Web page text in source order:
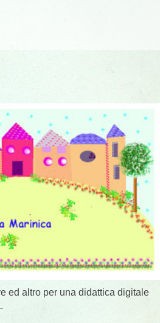
ed altro per una didattica digitale